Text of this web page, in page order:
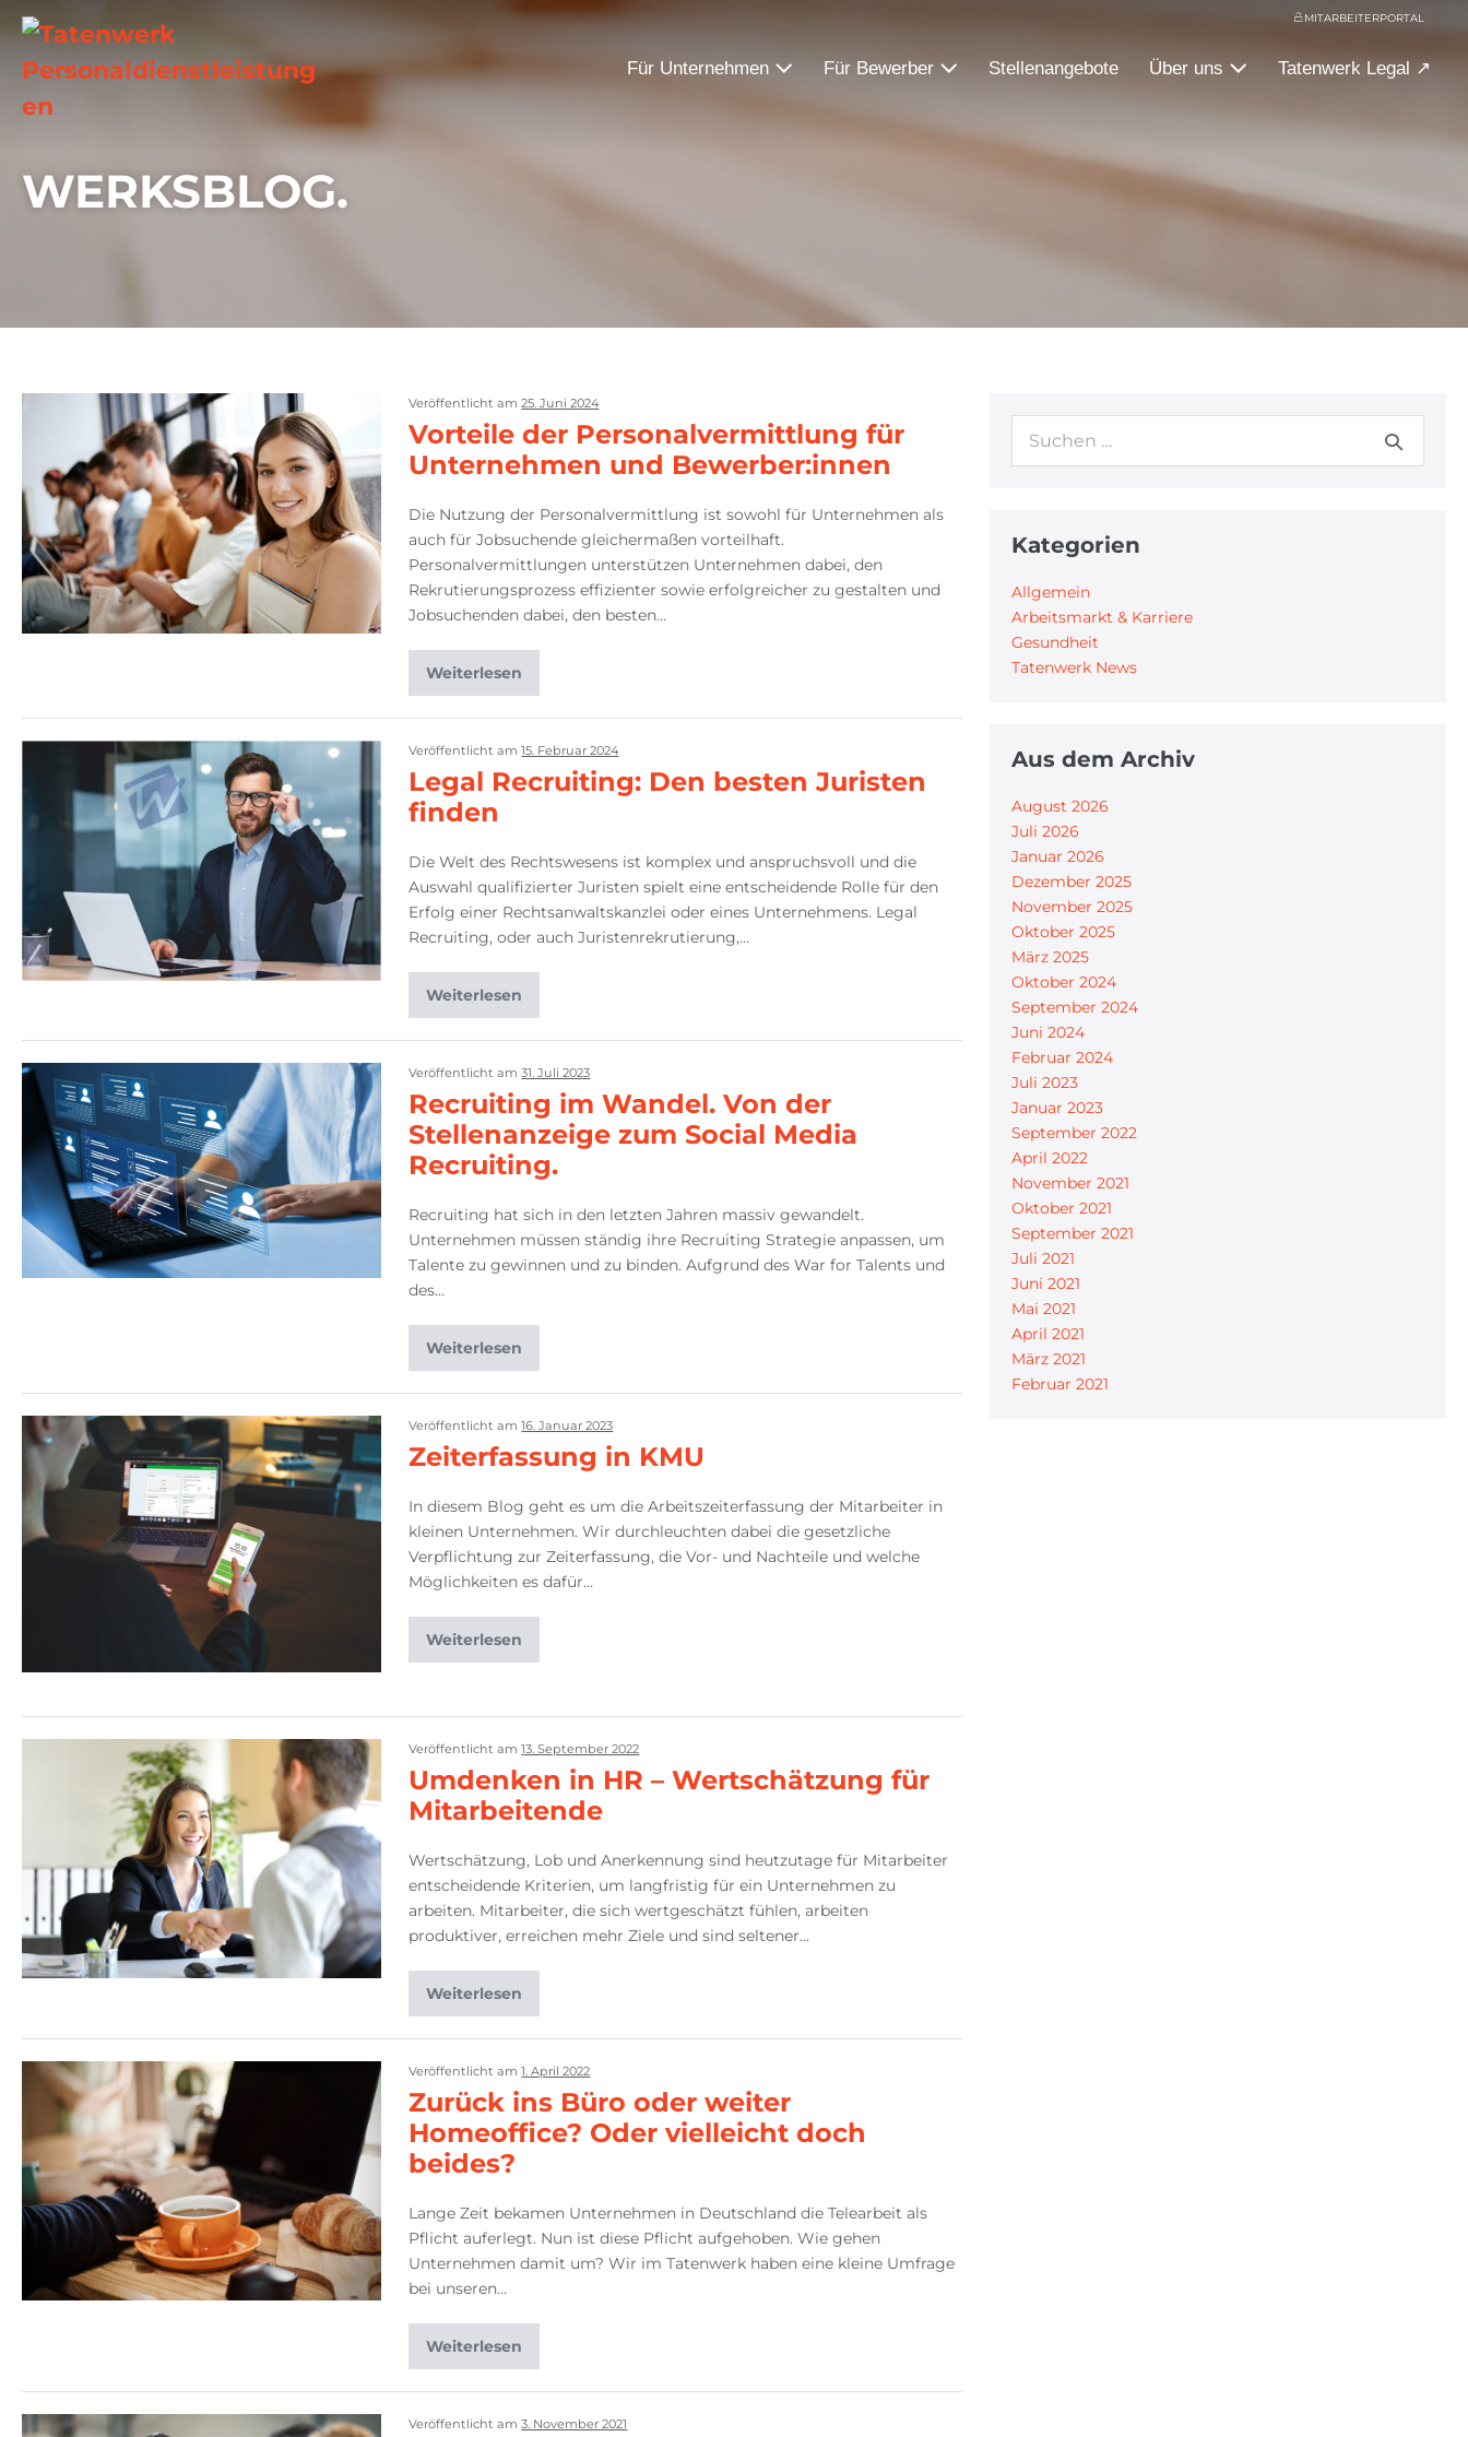
MITARBEITERPORTAL
Für Unternehmen Für Bewerber Stellenangebote Über uns Tatenwerk Legal ↗
WERKSBLOG.
Veröffentlicht am 25. Juni 2024
Vorteile der Personalvermittlung für
Unternehmen und Bewerber:innen
Die Nutzung der Personalvermittlung ist sowohl für Unternehmen als
auch für Jobsuchende gleichermaßen vorteilhaft.
Personalvermittlungen unterstützen Unternehmen dabei, den
Rekrutierungsprozess effizienter sowie erfolgreicher zu gestalten und
Jobsuchenden dabei, den besten…
Weiterlesen
Veröffentlicht am 15. Februar 2024
Legal Recruiting: Den besten Juristen
finden
Die Welt des Rechtswesens ist komplex und anspruchsvoll und die
Auswahl qualifizierter Juristen spielt eine entscheidende Rolle für den
Erfolg einer Rechtsanwaltskanzlei oder eines Unternehmens. Legal
Recruiting, oder auch Juristenrekrutierung,…
Weiterlesen
Veröffentlicht am 31. Juli 2023
Recruiting im Wandel. Von der
Stellenanzeige zum Social Media
Recruiting.
Recruiting hat sich in den letzten Jahren massiv gewandelt.
Unternehmen müssen ständig ihre Recruiting Strategie anpassen, um
Talente zu gewinnen und zu binden. Aufgrund des War for Talents und
des…
Weiterlesen
Veröffentlicht am 16. Januar 2023
Zeiterfassung in KMU
In diesem Blog geht es um die Arbeitszeiterfassung der Mitarbeiter in
kleinen Unternehmen. Wir durchleuchten dabei die gesetzliche
Verpflichtung zur Zeiterfassung, die Vor- und Nachteile und welche
Möglichkeiten es dafür…
Weiterlesen
Veröffentlicht am 13. September 2022
Umdenken in HR – Wertschätzung für
Mitarbeitende
Wertschätzung, Lob und Anerkennung sind heutzutage für Mitarbeiter
entscheidende Kriterien, um langfristig für ein Unternehmen zu
arbeiten. Mitarbeiter, die sich wertgeschätzt fühlen, arbeiten
produktiver, erreichen mehr Ziele und sind seltener…
Weiterlesen
Veröffentlicht am 1. April 2022
Zurück ins Büro oder weiter
Homeoffice? Oder vielleicht doch
beides?
Lange Zeit bekamen Unternehmen in Deutschland die Telearbeit als
Pflicht auferlegt. Nun ist diese Pflicht aufgehoben. Wie gehen
Unternehmen damit um? Wir im Tatenwerk haben eine kleine Umfrage
bei unseren…
Weiterlesen
Veröffentlicht am 3. November 2021
Kategorien
Allgemein
Arbeitsmarkt & Karriere
Gesundheit
Tatenwerk News
Aus dem Archiv
August 2026
Juli 2026
Januar 2026
Dezember 2025
November 2025
Oktober 2025
März 2025
Oktober 2024
September 2024
Juni 2024
Februar 2024
Juli 2023
Januar 2023
September 2022
April 2022
November 2021
Oktober 2021
September 2021
Juli 2021
Juni 2021
Mai 2021
April 2021
März 2021
Februar 2021